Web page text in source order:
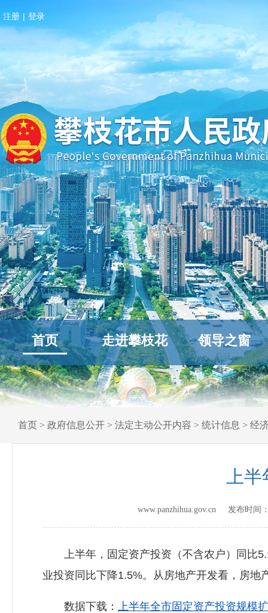
注册 | 登录
首页 走进攀枝花 领导之窗
首页 > 政府信息公开 > 法定主动公开内容 > 统计信息 > 经
上
www.panzhihua.gov.cn 发布时间
上半年，固定资产投资（不含农户）同比
业投资同比下降1.5%。从房地产开发看，房
数据下载： 上半年全市固定资产投资规模